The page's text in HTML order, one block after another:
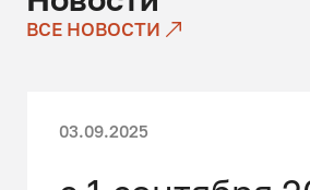
группу.
происходит при
комплектации (минимум
ВСЕ НОВОСТИ
03.09.2025